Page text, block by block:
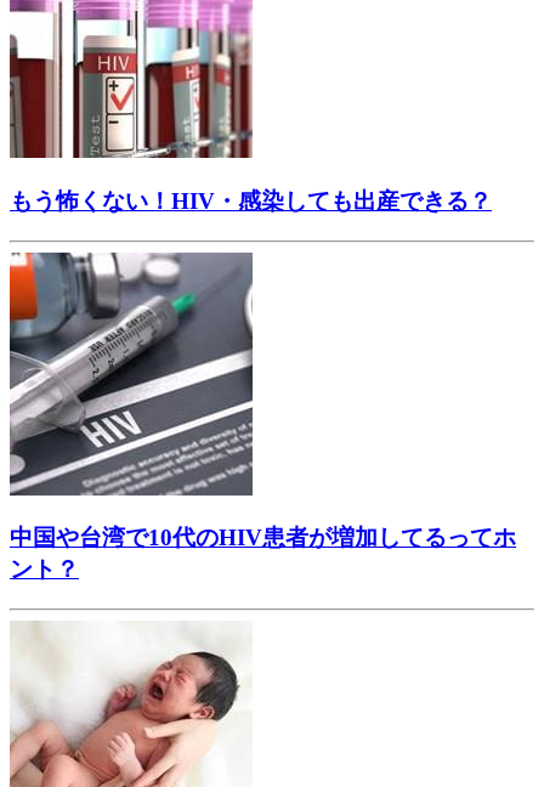
もう怖くない！HIV・感染しても出産できる？
中国や台湾で10代のHIV患者が増加してるってホ
ント？